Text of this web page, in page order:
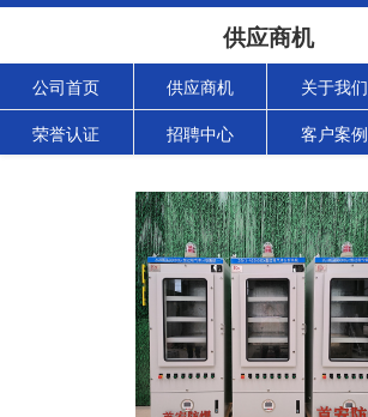
供应商机
公司首页 供应商机 关于我们
荣誉认证 招聘中心 客户案例